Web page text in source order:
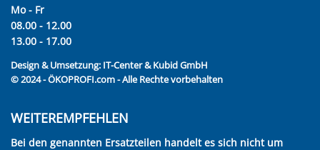
Mo - Fr
08.00 - 12.00
13.00 - 17.00
Design & Umsetzung: IT-Center & Kubid GmbH
© 2024 - ÖKOPROFI.com - Alle Rechte vorbehalten
WEITEREMPFEHLEN
Bei den genannten Ersatzteilen handelt es sich nicht um